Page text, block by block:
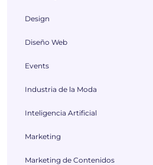
Design
Diseño Web
Events
Industria de la Moda
Inteligencia Artificial
Marketing
Marketing de Contenidos